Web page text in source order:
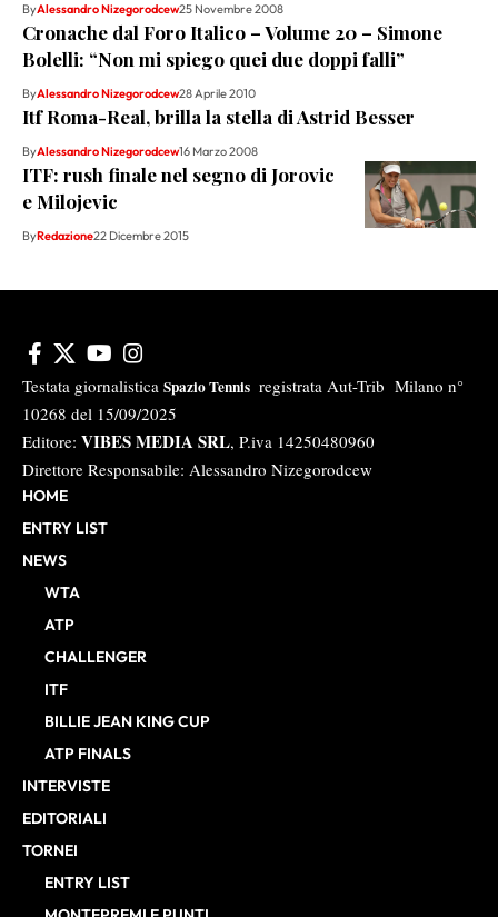
ByAlessandro Nizegorodcew25 Novembre 2008
Cronache dal Foro Italico – Volume 20 – Simone
Bolelli: “Non mi spiego quei due doppi falli”
ByAlessandro Nizegorodcew28 Aprile 2010
Itf Roma-Real, brilla la stella di Astrid Besser
ByAlessandro Nizegorodcew16 Marzo 2008
ITF: rush finale nel segno di Jorovic
e Milojevic
ByRedazione22 Dicembre 2015
Testata giornalistica Spazio Tennis registrata Aut-Trib Milano n°
10268 del 15/09/2025
Editore: VIBES MEDIA SRL, P.iva 14250480960
Direttore Responsabile: Alessandro Nizegorodcew
HOME
ENTRY LIST
NEWS
WTA
ATP
CHALLENGER
ITF
BILLIE JEAN KING CUP
ATP FINALS
INTERVISTE
EDITORIALI
TORNEI
ENTRY LIST